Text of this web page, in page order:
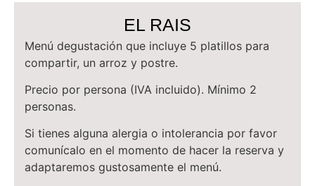
EL RAIS
Menú degustación que incluye 5 platillos para
compartir, un arroz y postre.
Precio por persona (IVA incluido). Mínimo 2
personas.
Si tienes alguna alergia o intolerancia por favor
comunícalo en el momento de hacer la reserva y
adaptaremos gustosamente el menú.